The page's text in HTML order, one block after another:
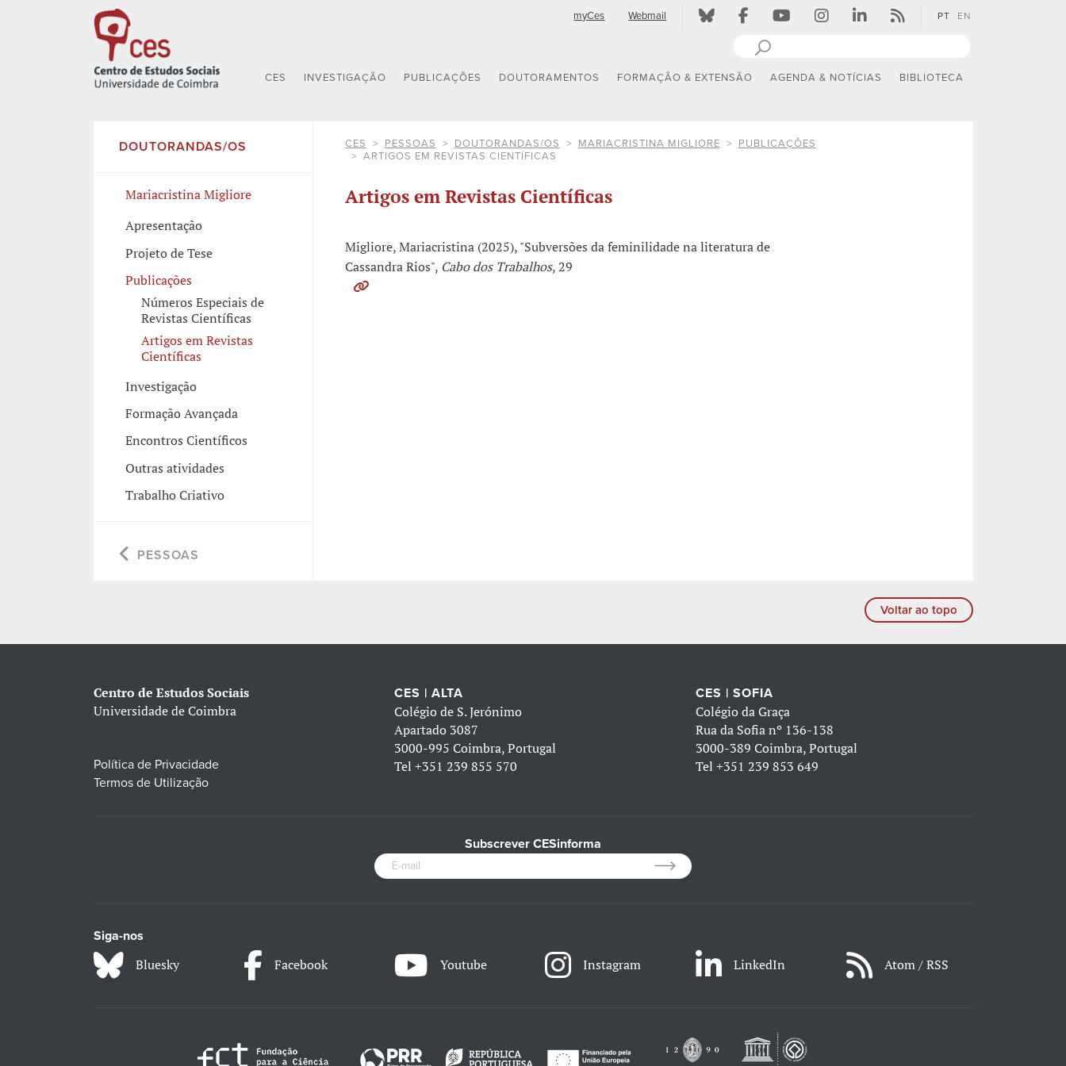
myCes Webmail PT EN
CES INVESTIGAÇÃO PUBLICAÇÕES DOUTORAMENTOS FORMAÇÃO & EXTENSÃO AGENDA & NOTÍCIAS BIBLIOTECA
DOUTORANDAS/OS
Mariacristina Migliore
Apresentação
Projeto de Tese
Publicações
Números Especiais de
Revistas Científicas
Artigos em Revistas
Científicas
Investigação
Formação Avançada
Encontros Científicos
Outras atividades
Trabalho Criativo
PESSOAS
CES PESSOAS DOUTORANDAS/OS MARIACRISTINA MIGLIORE
PUBLICAÇÕES
ARTIGOS EM REVISTAS CIENTÍFICAS
Artigos em Revistas Científicas
Migliore, Mariacristina (2025), "Subversões da feminilidade na literatura de
Cassandra Rios", Cabo dos Trabalhos, 29
Voltar ao topo
Centro de Estudos Sociais
Universidade de Coimbra
Política de Privacidade
Termos de Utilização
CES | ALTA
Colégio de S. Jerónimo
Apartado 3087
3000-995 Coimbra, Portugal
Tel+351 239 855 570
CES | SOFIA
Colégio da Graça
Rua da Sofia nº 136-138
3000-389 Coimbra, Portugal
Tel +351 239 853 649
Subscrever CESinforma
Siga-nos
Bluesky Facebook Youtube Instagram LinkedIn Atom / RSS